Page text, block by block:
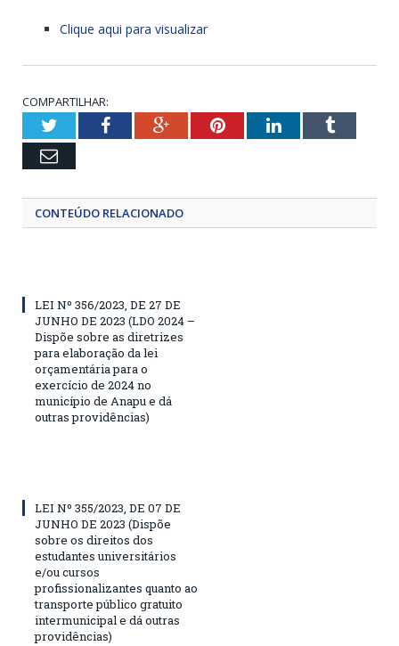
Clique aqui para visualizar
COMPARTILHAR:
TwitterFacebookGoogle+PinterestLinkedInTumblr
Email
CONTEÚDO RELACIONADO
LEI Nº 356/2023, DE 27 DE
JUNHO DE 2023 (LDO 2024 –
Dispõe sobre as diretrizes
para elaboração da lei
orçamentária para o
exercício de 2024 no
município de Anapu e dá
outras providências)
LEI Nº 355/2023, DE 07 DE
JUNHO DE 2023 (Dispõe
sobre os direitos dos
estudantes universitários
e/ou cursos
profissionalizantes quanto ao
transporte público gratuito
intermunicipal e dá outras
providências)